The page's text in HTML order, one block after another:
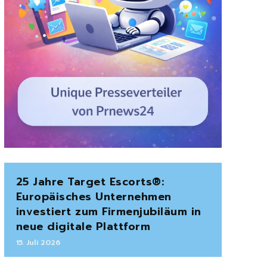
25 Jahre Target Escorts®:
Europäisches Unternehmen
investiert zum Firmenjubiläum in
neue digitale Plattform
15. Juli 2026